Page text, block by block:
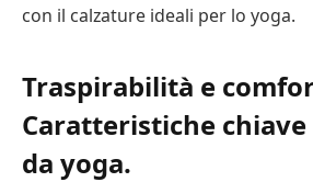
con il calzature ideali per lo yoga.
Traspirabilità e
Caratteristiche chiave
da yoga.